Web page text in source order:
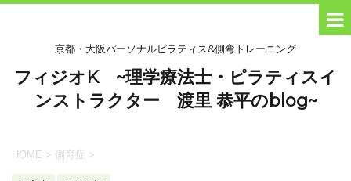
京都・大阪パーソナルピラティス&側弯トレーニング
フィジオK ~理学療法士・ピラティスイ
ンストラクター 渡里 恭平のblog~
HOME > 側弯症 >